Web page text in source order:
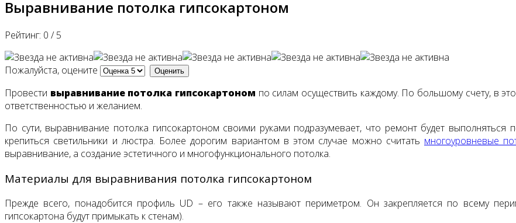
Выравнивание потолка гипсокартоном
Рейтинг: 0 /5
Пожалуйста, оцените
Провести выравнивание потолка гипсокартоном по силам осуществить каждому. По большому счету, в
ответственностью и желанием.
По сути, выравнивание потолка гипсокартоном своими руками подразумевает, что ремонт будет выполняться
крепиться светильники и люстра. Более дорогим вариантом в этом случае можно считать многоуровневые
выравнивание, а создание эстетичного и многофункционального потолка.
Материалы для выравнивания потолка гипсокартоном
Прежде всего, понадобится профиль UD – его также называют периметром. Он закрепляется по всему
гипсокартона будут примыкать к стенам).